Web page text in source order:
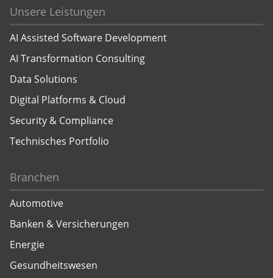
Unsere Leistungen
AI Assisted Software Development
AI Transformation Consulting
Data Solutions
Digital Platforms & Cloud
Security & Compliance
Technisches Portfolio
Branchen
Automotive
Banken & Versicherungen
Energie
Gesundheitswesen